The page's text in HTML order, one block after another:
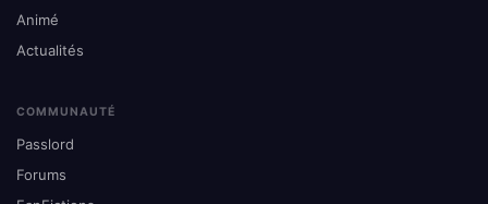
Animé
Actualités
COMMUNAUTÉ
Passlord
Forums